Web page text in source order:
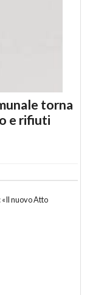
torna
e rifiuti